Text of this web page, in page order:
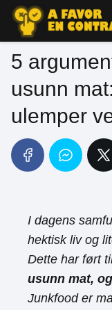
5
usunn
ulemper
I dagens
hektisk liv og
Dette har ført
usunn mat,
Junkfood er